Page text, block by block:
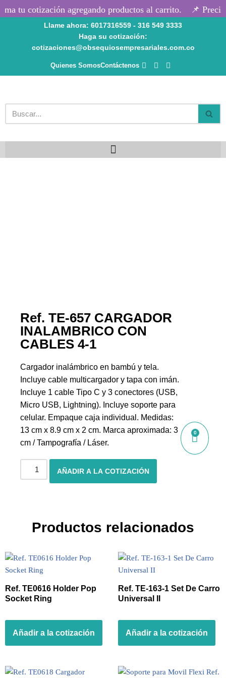
contenido
tu cotización agregando productos al carrito. 📌
Llame ahora: 6017316559 - 316 549 3333
Haga su cotización:
cotizaciones@obsequiosempresariales.com.co
Quienes SomosContáctenos
0
Ref. TE-657 CARGADOR
INALAMBRICO CON
CABLES 4-1
Cargador inalámbrico en bambú y tela.
Incluye cable multicargador y tapa con imán.
Incluye 1 cable Tipo C y 3 conectores (USB,
Micro USB, Lightning). Incluye soporte para
celular. Empaque caja individual. Medidas:
13 cm x 8.9 cm x 2 cm. Marca aproximada: 3
cm / Tampografía / Láser.
AÑADIR A LA COTIZACIÓN
Productos relacionados
Ref. TE0616 Holder Pop
Socket Ring
Añadir a la cotización
Ref. TE-163-1 Set De Carro
Universal II
Añadir a la cotización